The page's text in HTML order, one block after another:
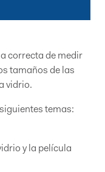
correcta de medir
tamaños de las
vidrio.
temas:
y la película